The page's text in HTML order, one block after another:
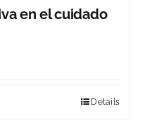
en el cuidado
Details